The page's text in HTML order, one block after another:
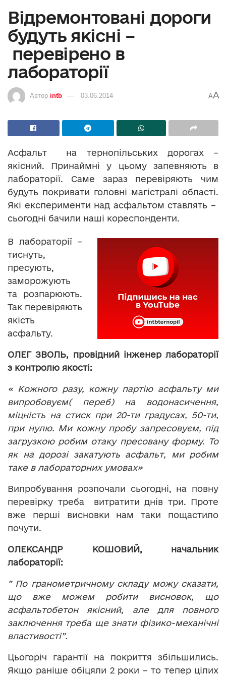
Відремонтовані дороги
будуть якісні –
перевірено в
лабораторії
Автор intb 03.06.2014 AA
Асфальт на тернопільських дорогах –
якісний. Принаймні у цьому запевняють в
лабораторії. Саме зараз перевіряють чим
будуть покривати головні магістралі області.
Які експерименти над асфальтом ставлять –
сьогодні бачили наші кореспонденти.
В лабораторії –
тиснуть,
пресують,
заморожують
та розпарюють.
Так перевіряють
якість
асфальту.
ОЛЕГ ЗВОЛЬ, провідний інженерлабораторії
з контролю якості:
« Кожного разу, кожну партію асфальту ми
випробовуєм( переб) на водонасичення,
міцність на стиск при 20-ти градусах, 50-ти,
при нулю. Ми кожну пробу запресовуєм, під
загрузкою робим отаку пресовану форму. То
як на дорозі закатують асфальт, ми робим
таке в лабораторних умовах»
Випробування розпочали сьогодні, на повну
перевірку треба витратити днів три. Проте
вже перші висновки нам таки пощастило
почути.
ОЛЕКСАНДР КОШОВИЙ, начальник
лабораторії:
” По гранометричному складу можу сказати,
що вже можем робити висновок, що
асфальтобетон якісний, але для повного
заключення треба ще знати фізико-механічні
властивості”.
Цьогоріч гарантії на покриття збільшились.
Якщо раніше обіцяли 2 роки – то тепер цілих